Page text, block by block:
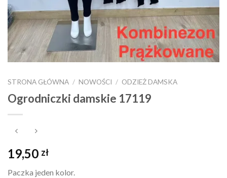
STRONA GŁÓWNA / NOWOŚCI / ODZIEŻ DAMSKA
Ogrodniczki damskie 17119
19,50 zł
Paczka jeden kolor.